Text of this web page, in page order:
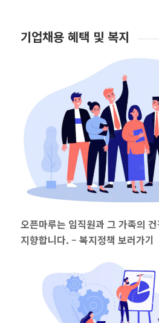
기업채용 혜택 및 복지
오픈마루는 임직원과 그 가족의
지향합니다. – 복지정책 보러가기